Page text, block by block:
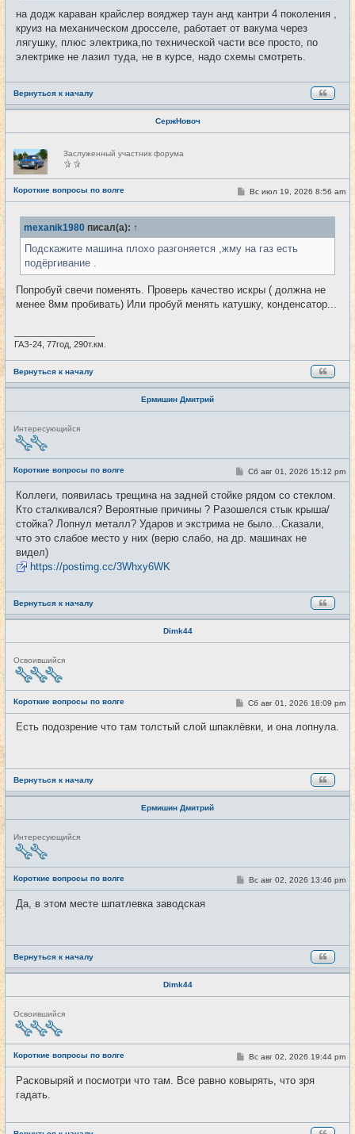
на додж караван крайслер вояджер таун анд кантри 4 поколения ,
круиз на механическом дросселе, работает от вакума через
лягушку, плюс электрика,по технической части все просто, по
электрике не лазил туда, не в курсе, надо схемы смотреть.
Вернуться к началу
СержНовоч
Н
е
с
е
Заслуженный участник форума
Короткие вопросы по волге #4286
С
о
е
н
Вс июл 19, 2026 8:56 am
mexanik1980 писал(а): ↑
Подскажите машина плохо разгоняется ,жму на газ есть
подёргивание .
Попробуй свечи поменять. Проверь качество искры ( должна не
менее 8мм пробивать) Или пробуй менять катушку, конденсатор...
ГАЗ-24, 77год, 290т.км.
Вернуться к началу
Ермишин Дмитрий
Н
е
т
и
Интересующийся
Короткие вопросы по волге #4287
С
о
б
щ
н
Сб авг 01, 2026 15:12 pm
Коллеги, появилась трещина на задней стойке рядом со стеклом.
Кто сталкивался? Вероятные причины ? Разошелся стык крыша/
стойка? Лопнул металл? Ударов и экстрима не было...Сказали,
что это слабое место у них (верю слабо, на др. машинах не
видел)
https://postimg.cc/3Whxy6WK
Вернуться к началу
Dimk44
Н
е
в
т
и
Освоившийся
Короткие вопросы по волге #4288
С
о
б
и
Сб авг 01, 2026 18:09 pm
Есть подозрение что там толстый слой шпаклёвки, и она лопнула.
Вернуться к началу
Ермишин Дмитрий
Н
е
в
т
и
Интересующийся
Короткие вопросы по волге #4289
С
о
и
Вс авг 02, 2026 13:46 pm
Да, в этом месте шпатлевка заводская
Вернуться к началу
Dimk44
Н
е
в
т
и
Освоившийся
Короткие вопросы по волге #4290
С
о
б
и
Вс авг 02, 2026 19:44 pm
Расковыряй и посмотри что там. Все равно ковырять, что зря
гадать.